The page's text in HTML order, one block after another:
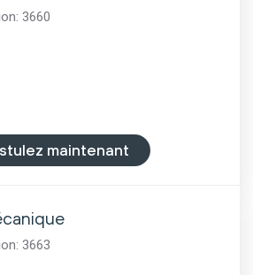
3660
maintenant
3663